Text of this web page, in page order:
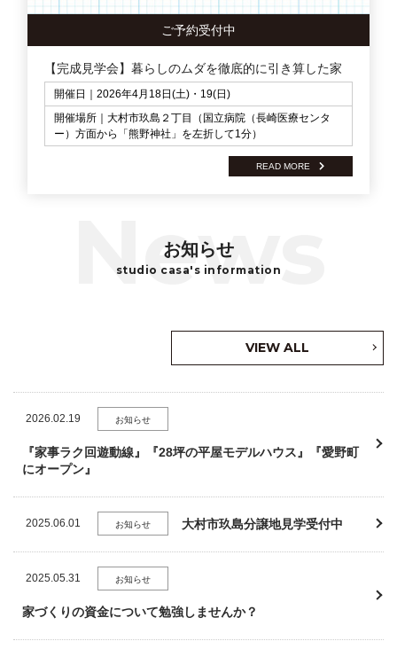
ご予約受付中
【完成見学会】暮らしのムダを徹底的に引き算した家
開催日｜2026年4月18日(土)・19(日)
開催場所｜大村市玖島２丁目（国立病院（長崎医療センタ
ー）方面から「熊野神社」を左折して1分）
READ MORE
お知らせ
studio casa's information
VIEW ALL
2026.02.19 お知らせ
『家事ラク回遊動線』『28坪の平屋モデルハウス』『愛野町
にオープン』
2025.06.01 お知らせ 大村市玖島分譲地見学受付中
2025.05.31 お知らせ
家づくりの資金について勉強しませんか？